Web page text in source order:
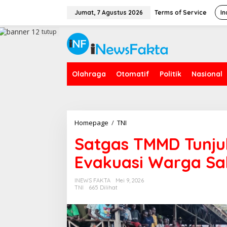
a
Jumat, 7 Agustus 2026 Terms of Service
Olahraga Otomatif Politik Nasional
tutup
Homepage / TNI
t
g
a
s
T
D
T
u
Satgas TMMD
Evakuasi Warga
INEWS FAKTA
Mei 9, 2026
TNI
665 Dilihat